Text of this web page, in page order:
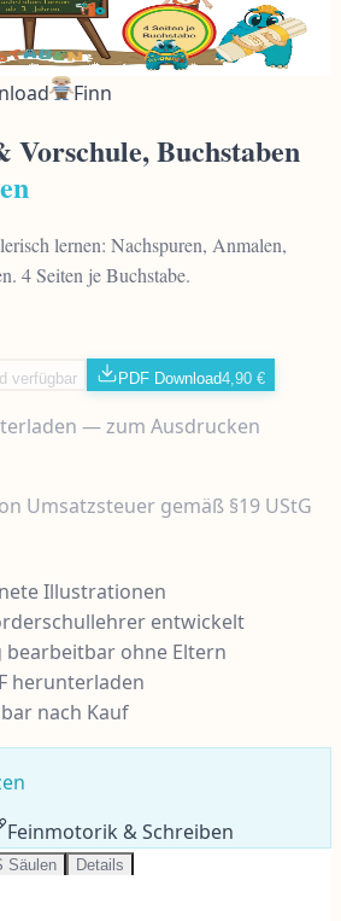
Finn
Buchstaben
lernen: Nachspuren, Anmalen,
4 Seiten je Buchstabe.
verfügbar PDF Download4,90 €
— zum Ausdrucken
Umsatzsteuer gemäß §19 UStG
Illustrationen
entwickelt
bearbeitbar ohne Eltern
herunterladen
nach Kauf
Feinmotorik & Schreiben
Säulen Details